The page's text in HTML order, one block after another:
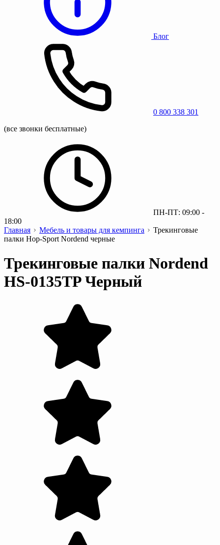
Блог
0 800 338 301
(все звонки бесплатные)
ПН-ПТ: 09:00 -
18:00
Главная
Мебель и товары для кемпинга
Трекинговые
палки Hop-Sport Nordend черные
Трекинговые палки Nordend
HS-0135TP Черный